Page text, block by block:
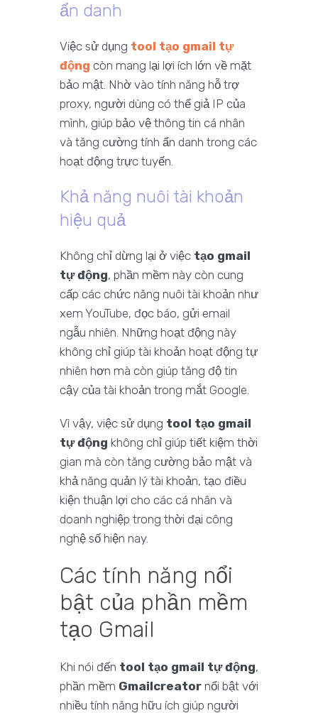
ẩn danh
Việc sử dụng tool tạo gmail tự
động còn mang lại lợi ích lớn về mặt
bảo mật. Nhờ vào tính năng hỗ trợ
proxy, người dùng có thể giả IP của
mình, giúp bảo vệ thông tin cá nhân
và tăng cường tính ẩn danh trong các
hoạt động trực tuyến.
Khả năng nuôi tài khoản
hiệu quả
Không chỉ dừng lại ở việc tạo gmail
tự động, phần mềm này còn cung
cấp các chức năng nuôi tài khoản như
xem YouTube, đọc báo, gửi email
ngẫu nhiên. Những hoạt động này
không chỉ giúp tài khoản hoạt động tự
nhiên hơn mà còn giúp tăng độ tin
cậy của tài khoản trong mắt Google.
Vì vậy, việc sử dụng tool tạo gmail
tự động không chỉ giúp tiết kiệm thời
gian mà còn tăng cường bảo mật và
khả năng quản lý tài khoản, tạo điều
kiện thuận lợi cho các cá nhân và
doanh nghiệp trong thời đại công
nghệ số hiện nay.
Các tính năng nổi
bật của phần mềm
tạo Gmail
Khi nói đến tool tạo gmail tự động,
phần mềm Gmailcreator nổi bật với
nhiều tính năng hữu ích giúp người